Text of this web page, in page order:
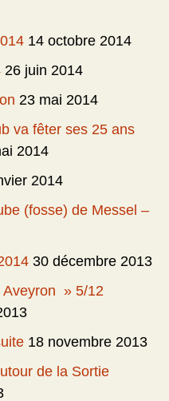
14 octobre 2014
26 juin 2014
23 mai 2014
va fêter ses 25 ans
2014
2014
(fosse) de Messel –
30 décembre 2013
Aveyron » 5/12
18 novembre 2013
de la Sortie